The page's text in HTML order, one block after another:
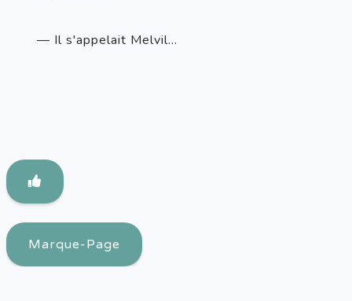
— Il s'appelait Melvil…
Marque-Page